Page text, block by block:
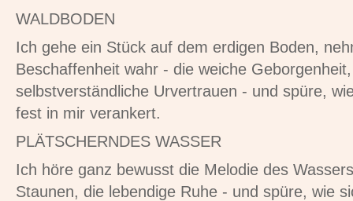
WALDBODEN
Ich gehe ein Stück auf dem erdigen Boden,
Beschaffenheit wahr - die weiche
selbstverständliche Urvertrauen - und spüre,
fest in mir verankert.
PLÄTSCHERNDES WASSER
Ich höre ganz bewusst die Melodie des
Staunen, die lebendige Ruhe - und spüre, wie